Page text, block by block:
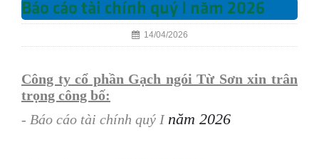
Báo cáo tài chính quý I năm 2026
14/04/2026
Công ty cổ phần Gạch ngói Từ Sơn xin trân
trọng công bố:
- Báo cáo tài chính quý Inăm 2026